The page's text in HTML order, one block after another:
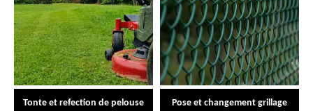
Tonte et refection de pelouse
Pose et changement grillage